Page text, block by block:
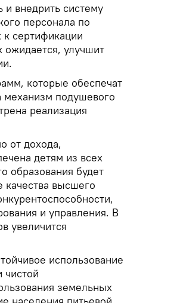
и внедрить систему
персонала по
сертификации
ожидается, улучшит
которые обеспечат
подушевого
реализация
от дохода,
детям из всех
образования будет
качества высшего
и управления. В
увеличится
использование
чистой
земельных